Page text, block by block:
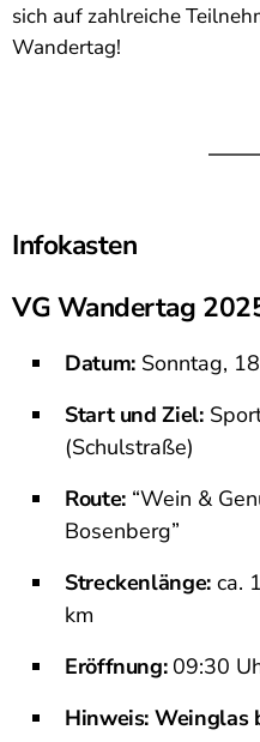
sich auf zahlreiche
Wandertag!
Infokasten
VG Wandertag
Datum:Sonntag,
Start und Ziel:
(Schulstraße)
Route:“Wein &
Bosenberg”
Streckenlänge:ca.
km
Eröffnung:09:30
Hinweis: Weinglas